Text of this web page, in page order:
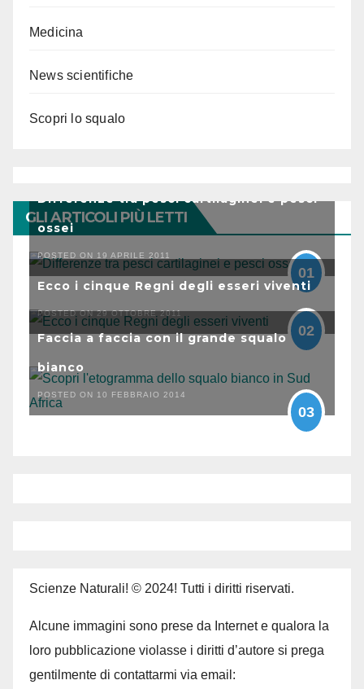
Medicina
News scientifiche
Scopri lo squalo
GLI ARTICOLI PIÙ LETTI
Differenze tra pesci cartilaginei e pesci
ossei
POSTED ON 19 APRILE 2011
01
Ecco i cinque Regni degli esseri viventi
POSTED ON 29 OTTOBRE 2011
02
Faccia a faccia con il grande squalo
bianco
POSTED ON 10 FEBBRAIO 2014
03
Scienze Naturali! © 2024! Tutti i diritti riservati.
Alcune immagini sono prese da Internet e qualora la
loro pubblicazione violasse i diritti d’autore si prega
gentilmente di contattarmi via email: